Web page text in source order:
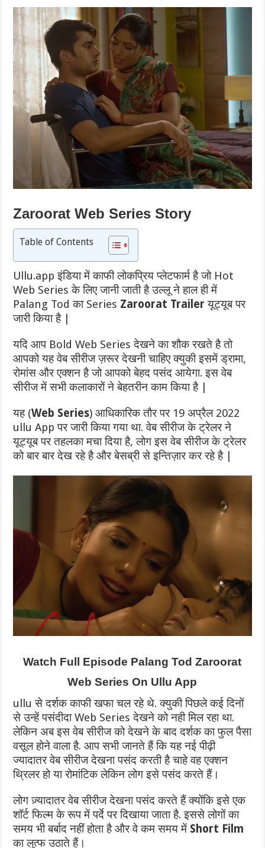
Zaroorat Web Series Story
Table of Contents
Ullu.app इंडिया में काफी लोकप्रिय प्लेटफार्म है जो Hot
Web Series के लिए जानी जाती है उल्लू ने हाल ही में
Palang Tod का Series Zaroorat Trailer यूट्यूब पर
जारी किया है |
यदि आप Bold Web Series देखने का शौक रखते है तो
आपको यह वेब सीरीज ज़रूर देखनी चाहिए क्युकी इसमें ड्रामा,
रोमांस और एक्शन है जो आपको बेहद पसंद आयेगा. इस वेब
सीरीज में सभी कलाकारों ने बेहतरीन काम किया है |
यह (Web Series) आधिकारिक तौर पर 19 अप्रैल 2022
ullu App पर जारी किया गया था. वेब सीरीज के ट्रेलर ने
यूट्यूब पर तहलका मचा दिया है, लोग इस वेब सीरीज के ट्रेलर
को बार बार देख रहे है और बेसब्री से इन्तिज़ार कर रहे है |
Watch Full Episode Palang Tod Zaroorat
Web Series On Ullu App
ullu से दर्शक काफी खफा चल रहे थे. क्युकी पिछले कई दिनों
से उन्हें पसंदीदा Web Series देखने को नही मिल रहा था.
लेकिन अब इस वेब सीरीज को देखने के बाद दर्शक का फुल पैसा
वसूल होने वाला है.आप सभी जानते हैं कि यह नई पीढ़ी
ज्यादातर वेब सीरीज देखना पसंद करती है चाहे वह एक्शन
थ्रिलर हो या रोमांटिक लेकिन लोग इसे पसंद करते हैं।
लोग ज़्यादातर वेब सीरीज देखना पसंद करते हैं क्योंकि इसे एक
शॉर्ट फिल्म के रूप में पर्दे पर दिखाया जाता है. इससे लोगों का
समय भी बर्बाद नहीं होता है और वे कम समय में Short Film
का लुत्फ उठाते हैं।